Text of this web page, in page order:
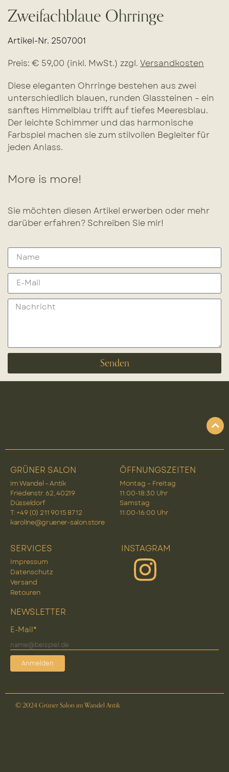
Zweifachblaue Ohrringe
Artikel-Nr. 2507001
Preis: € 59,00 (inkl. MwSt.) zzgl. Versandkosten
Diese eleganten Ohrringe bestehen aus zwei
unterschiedlich blauen, runden Glassteinen – ein
sanftes Himmelblau trifft auf tiefes Meeresblau.
Der leichte Schimmer und das harmonische
Farbspiel machen sie zum stilvollen Begleiter für
jeden Anlass.
More is more!
Sie möchten diesen Artikel erwerben oder mehr
darüber erfahren? Schreiben Sie mir!
Senden
GRÜNER SALON
im Wandel – Antik
Friedenstr. 62, 40219
Düsseldorf
T: +49 (0) 2 11 90 15 87 12
karoline@gruener-salon.store
ÖFFNUNGSZEITEN
Montag – Freitag
11:00-18:30 Uhr
Samstag
11:00-16:00 Uhr
SERVICES
Impressum
Datenschutz
Versand
Retouren
INSTAGRAM
NEWSLETTER
E-Mail*
Anmelden
© 2024 Grüner Salon im Wandel Antik